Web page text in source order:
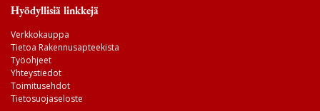
Hyödyllisiä linkkejä
Verkkokauppa
Tietoa Rakennusapteekista
Työohjeet
Yhteystiedot
Toimitusehdot
Tietosuojaseloste